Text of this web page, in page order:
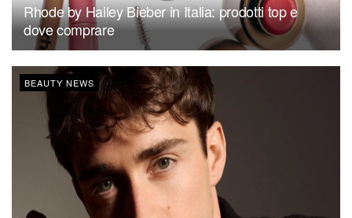
Rhode by Hailey Bieber in Italia: prodotti top e
dove comprare
BEAUTY NEWS